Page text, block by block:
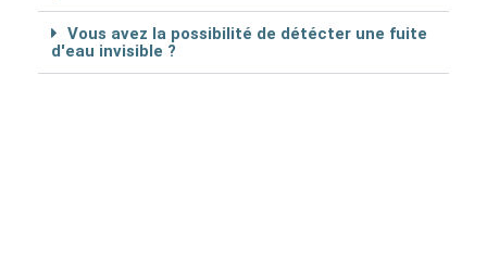
Vous avez la possibilité de détécter une fuite
d'eau invisible ?